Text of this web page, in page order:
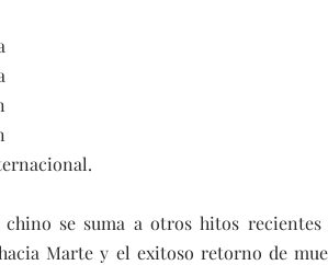
se suma a otros hitos
Marte y el exitoso retorno de